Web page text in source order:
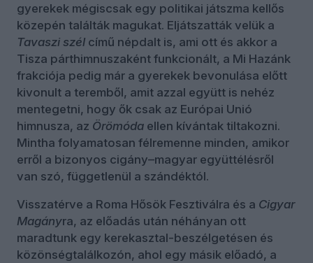
gyerekek mégiscsak egy politikai játszma kellős
közepén találták magukat. Eljátszatták velük a
Tavaszi szél című népdalt is, ami ott és akkor a
Tisza párthimnuszaként funkcionált, a Mi Hazánk
frakciója pedig már a gyerekek bevonulása előtt
kivonult a teremből, amit azzal együtt is nehéz
mentegetni, hogy ők csak az Európai Unió
himnusza, az Örömóda ellen kívántak tiltakozni.
Mintha folyamatosan félremenne minden, amikor
erről a bizonyos cigány–magyar együttélésről
van szó, függetlenül a szándéktól.
Visszatérve a Roma Hősök Fesztiválra és a Cigyar
Magányra, az előadás után néhányan ott
maradtunk egy kerekasztal-beszélgetésen és
közönségtalálkozón, ahol egy másik előadó, a